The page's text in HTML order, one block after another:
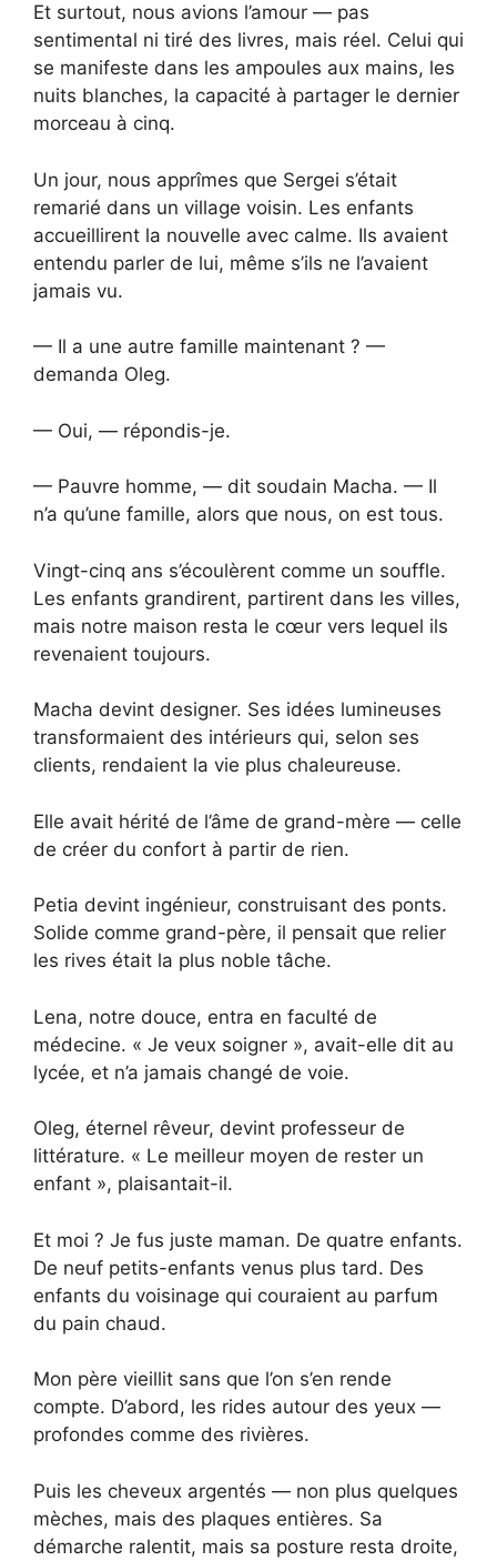
Et surtout, nous avions l’amour — pas
sentimental ni tiré des livres, mais réel. Celui qui
se manifeste dans les ampoules aux mains, les
nuits blanches, la capacité à partager le dernier
morceau à cinq.
Un jour, nous apprîmes que Sergei s’était
remarié dans un village voisin. Les enfants
accueillirent la nouvelle avec calme. Ils avaient
entendu parler de lui, même s’ils ne l’avaient
jamais vu.
— Il a une autre famille maintenant ? —
demanda Oleg.
— Oui, — répondis-je.
— Pauvre homme, — dit soudain Macha. — Il
n’a qu’une famille, alors que nous, on est tous.
Vingt-cinq ans s’écoulèrent comme un souffle.
Les enfants grandirent, partirent dans les villes,
mais notre maison resta le cœur vers lequel ils
revenaient toujours.
Macha devint designer. Ses idées lumineuses
transformaient des intérieurs qui, selon ses
clients, rendaient la vie plus chaleureuse.
Elle avait hérité de l’âme de grand-mère — celle
de créer du confort à partir de rien.
Petia devint ingénieur, construisant des ponts.
Solide comme grand-père, il pensait que relier
les rives était la plus noble tâche.
Lena, notre douce, entra en faculté de
médecine. « Je veux soigner », avait-elle dit au
lycée, et n’a jamais changé de voie.
Oleg, éternel rêveur, devint professeur de
littérature. « Le meilleur moyen de rester un
enfant », plaisantait-il.
Et moi ? Je fus juste maman. De quatre enfants.
De neuf petits-enfants venus plus tard. Des
enfants du voisinage qui couraient au parfum
du pain chaud.
Mon père vieillit sans que l’on s’en rende
compte. D’abord, les rides autour des yeux —
profondes comme des rivières.
Puis les cheveux argentés — non plus quelques
mèches, mais des plaques entières. Sa
démarche ralentit, mais sa posture resta droite,